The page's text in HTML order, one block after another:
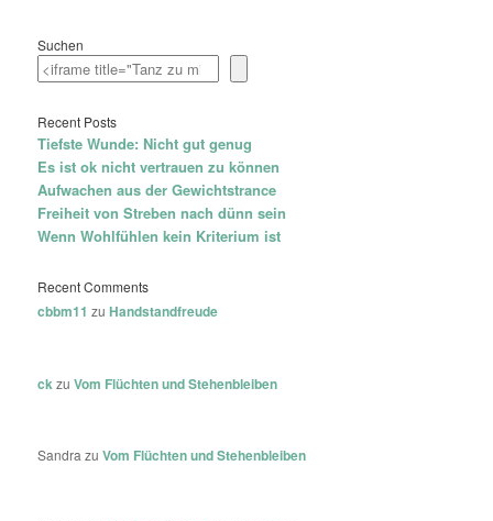
Suchen
Recent Posts
Tiefste Wunde: Nicht gut genug
Es ist ok nicht vertrauen zu können
Aufwachen aus der Gewichtstrance
Freiheit von Streben nach dünn sein
Wenn Wohlfühlen kein Kriterium ist
Recent Comments
cbbm11 zuHandstandfreude
ckzuVom Flüchten und Stehenbleiben
Sandra zuVom Flüchten und Stehenbleiben